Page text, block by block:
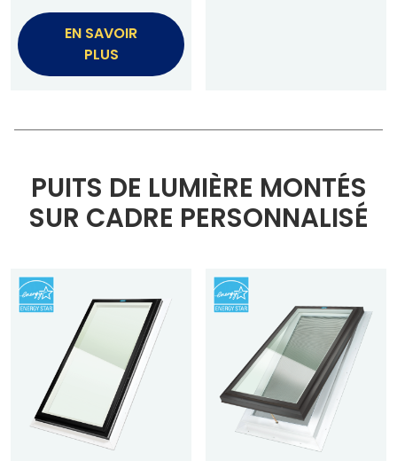
EN SAVOIR
PLUS
PUITS DE LUMIÈRE MONTÉS
SUR CADRE PERSONNALISÉ